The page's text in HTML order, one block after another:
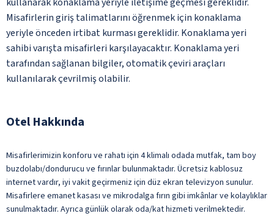
Misafirlerin giriş talimatlarını öğrenmek için konaklama
yeriyle önceden irtibat kurması gereklidir. Konaklama yeri
sahibi varışta misafirleri karşılayacaktır. Konaklama yeri
tarafından sağlanan bilgiler, otomatik çeviri araçları
kullanılarak çevrilmiş olabilir.
Otel Hakkında
Misafirlerimizin konforu ve rahatı için 4 klimalı odada mutfak, tam boy
buzdolabı/dondurucu ve fırınlar bulunmaktadır. Ücretsiz kablosuz
internet vardır, iyi vakit geçirmeniz için düz ekran televizyon sunulur.
Misafirlere emanet kasası ve mikrodalga fırın gibi imkânlar ve kolaylıklar
sunulmaktadır. Ayrıca günlük olarak oda/kat hizmeti verilmektedir.